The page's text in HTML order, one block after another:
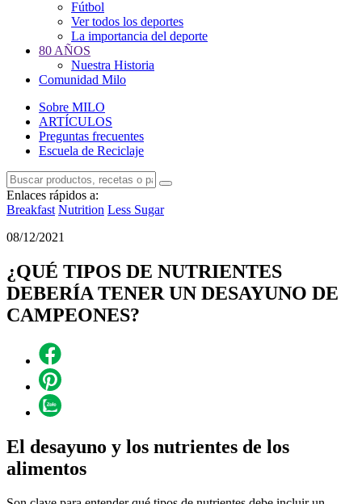
Fútbol
Ver todos los deportes
La importancia del deporte
80 AÑOS
Nuestra Historia
Comunidad Milo
Sobre MILO
ARTÍCULOS
Preguntas frecuentes
Escuela de Reciclaje
Enlaces rápidos a:
Breakfast Nutrition Less Sugar
08/12/2021
¿QUÉ TIPOS DE NUTRIENTES
DEBERÍA TENER UN DESAYUNO DE
CAMPEONES?
El desayuno y los nutrientes de los
alimentos